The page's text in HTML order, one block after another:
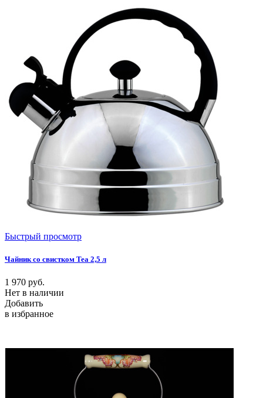
Быстрый просмотр
Чайник со свистком Tea 2,5 л
1 970 руб.
Нет в наличии
Добавить
в избранное